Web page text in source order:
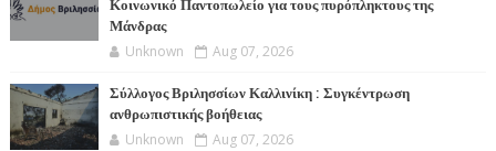
Κοινωνικό Παντοπωλείο για τους πυρόπληκτους της
Μάνδρας
Unknown Aug 07, 2026
Σύλλογος Βριλησσίων Καλλινίκη : Συγκέντρωση
ανθρωπιστικής βοήθειας
Unknown Aug 07, 2026